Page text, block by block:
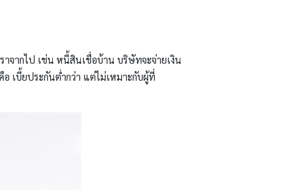
จากไป เช่น หนี้สินเชื่อบ้าน บริษัทจะจ่ายเงิน
อ เบี้ยประกันต่ำกว่า แต่ไม่เหมาะกับผู้ที่